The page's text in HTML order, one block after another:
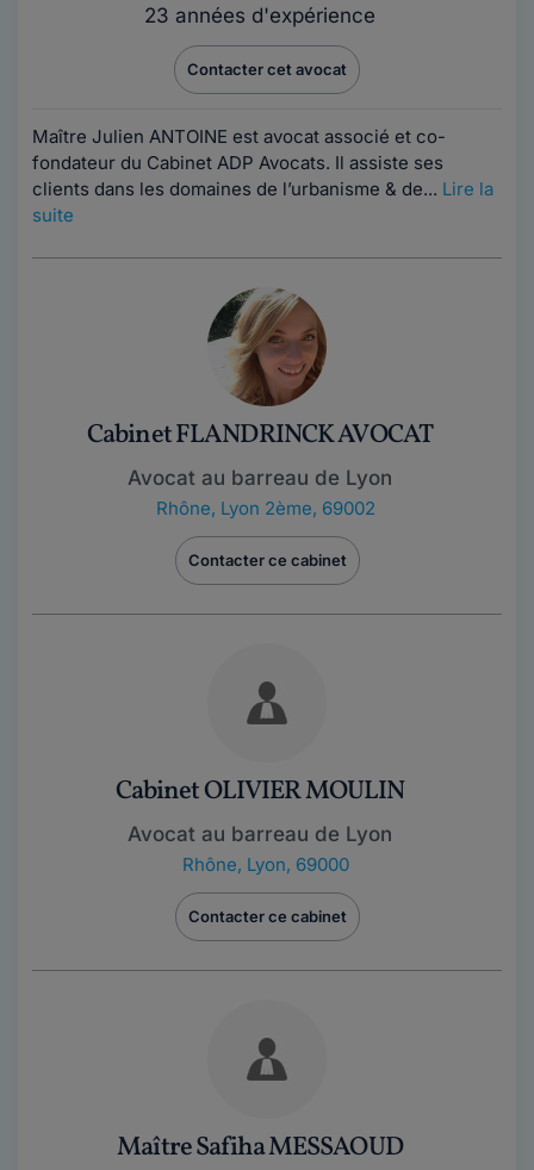
23 années d'expérience
Contacter cet avocat
Maître Julien ANTOINE est avocat associé et co-
fondateur du Cabinet ADP Avocats. Il assiste ses
clients dans les domaines de l’urbanisme & de... Lire la
suite
Cabinet FLANDRINCK AVOCAT
Avocat au barreau de Lyon
Rhône, Lyon 2ème, 69002
Contacter ce cabinet
Cabinet OLIVIER MOULIN
Avocat au barreau de Lyon
Rhône, Lyon, 69000
Contacter ce cabinet
Maître Safiha MESSAOUD